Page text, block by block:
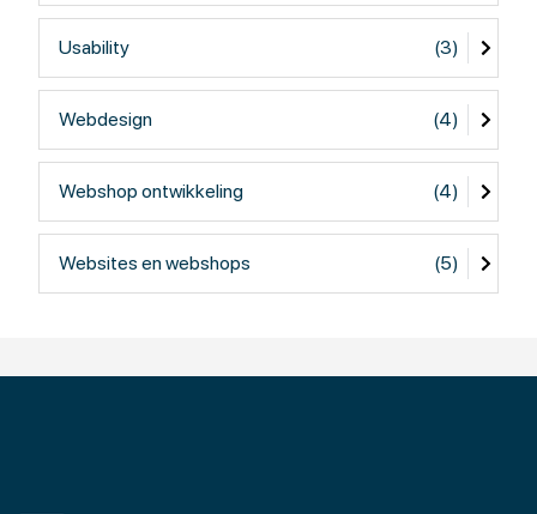
Usability (3)
Webdesign (4)
Webshop ontwikkeling (4)
Websites en webshops (5)